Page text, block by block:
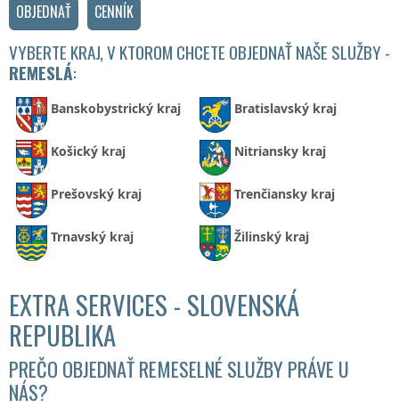
OBJEDNAŤ
CENNÍK
VYBERTE KRAJ, V KTOROM CHCETE OBJEDNAŤ NAŠE SLUŽBY -
REMESLÁ:
Banskobystrický kraj Bratislavský kraj
Košický kraj Nitriansky kraj
Prešovský kraj Trenčiansky kraj
Trnavský kraj Žilinský kraj
EXTRA SERVICES - SLOVENSKÁ
REPUBLIKA
PREČO OBJEDNAŤ REMESELNÉ SLUŽBY PRÁVE U
NÁS?